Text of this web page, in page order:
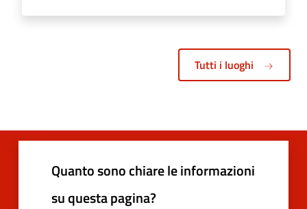
Tutti i luoghi
Quanto sono chiare le informazioni
su questa pagina?